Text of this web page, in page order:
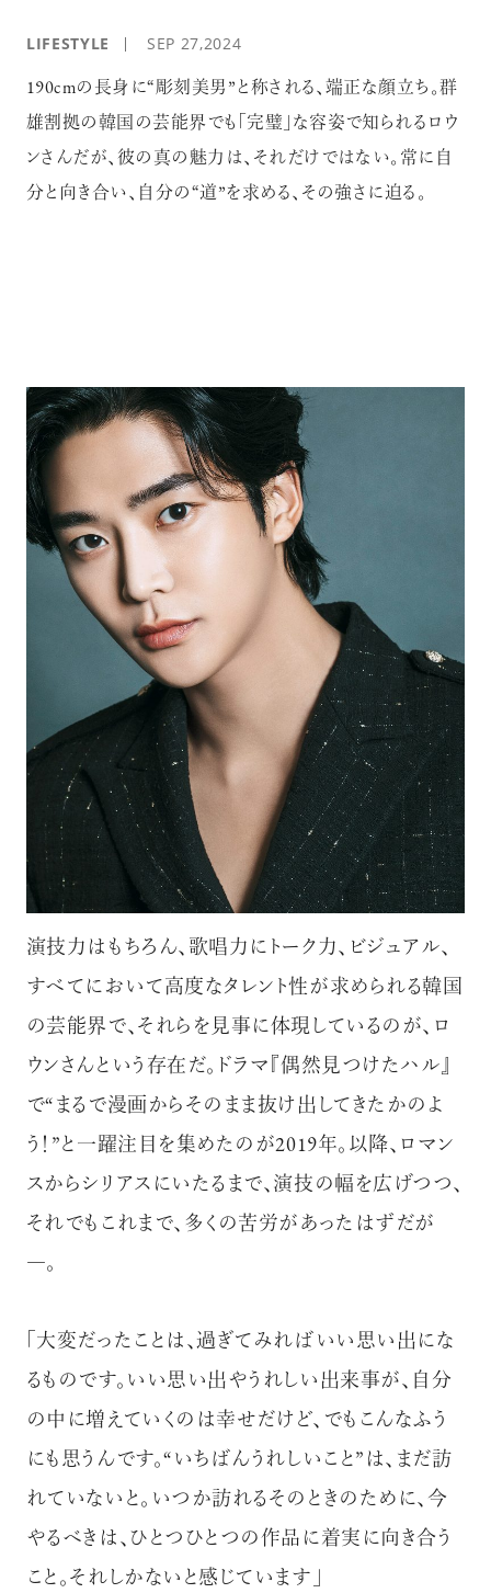
LIFESTYLE SEP 27,2024
190cmの長身に“彫刻美男”と称される、端正な顔立ち。群
雄割拠の韓国の芸能界でも「完璧」な容姿で知られるロウ
ンさんだが、彼の真の魅力は、それだけではない。常に自
分と向き合い、自分の“道”を求める、その強さに迫る。
演技力はもちろん、歌唱力にトーク力、ビジュアル、
すべてにおいて高度なタレント性が求められる韓国
の芸能界で、それらを見事に体現しているのが、ロ
ウンさんという存在だ。ドラマ『偶然見つけたハル』
で“まるで漫画からそのまま抜け出してきたかのよ
う！”と一躍注目を集めたのが2019年。以降、ロマン
スからシリアスにいたるまで、演技の幅を広げつつ、
それでもこれまで、多くの苦労があったはずだが
―。
「大変だったことは、過ぎてみればいい思い出にな
るものです。いい思い出やうれしい出来事が、自分
の中に増えていくのは幸せだけど、でもこんなふう
にも思うんです。“いちばんうれしいこと”は、まだ訪
れていないと。いつか訪れるそのときのために、今
やるべきは、ひとつひとつの作品に着実に向き合う
こと。それしかないと感じています」